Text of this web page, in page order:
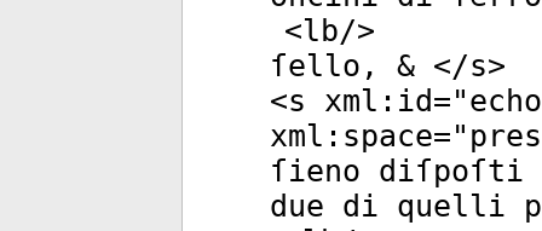
<lb/>
ſello, & </s>
<s xml:id="
xml:space="
ſieno diſpoſti
due di quelli